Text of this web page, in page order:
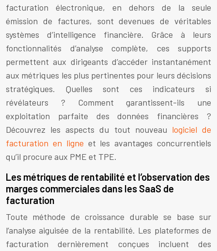
facturation électronique, en dehors de la seule
émission de factures, sont devenues de véritables
systèmes d’intelligence financière. Grâce à leurs
fonctionnalités d’analyse complète, ces supports
permettent aux dirigeants d’accéder instantanément
aux métriques les plus pertinentes pour leurs décisions
stratégiques. Quelles sont ces indicateurs si
révélateurs ? Comment garantissent-ils une
exploitation parfaite des données financières ?
Découvrez les aspects du tout nouveau logiciel de
facturation en ligne et les avantages concurrentiels
qu’il procure aux PME et TPE.
Les métriques de rentabilité et l’observation des
marges commerciales dans les SaaS de
facturation
Toute méthode de croissance durable se base sur
l’analyse aiguisée de la rentabilité. Les plateformes de
facturation dernièrement conçues incluent des